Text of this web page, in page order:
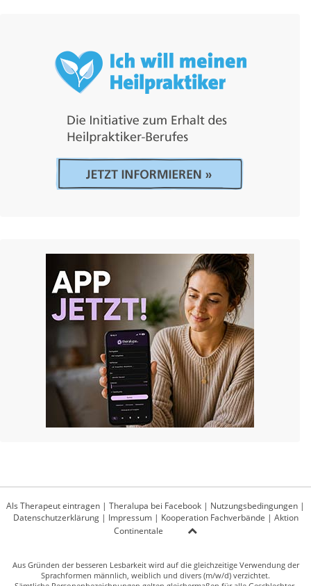
Als Therapeut eintragen | Theralupa bei Facebook | Nutzungsbedingungen |
Datenschutzerklärung| Impressum| Kooperation Fachverbände | Aktion
Continentale
Aus Gründen der besseren Lesbarkeit wird auf die gleichzeitige Verwendung der
Sprachformen männlich, weiblich und divers (m/w/d) verzichtet.